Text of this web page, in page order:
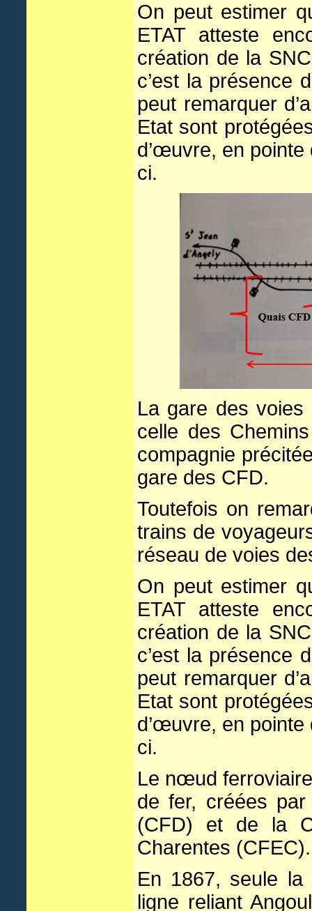
On peut estimer
ETAT atteste
création de la
c’est la présence
peut remarquer
Etat sont
d’œuvre, en pointe
ci.
La gare des
celle des
compagnie
gare des CFD.
Toutefois on
trains de
réseau de voies
On peut estimer
ETAT atteste
création de la
c’est la présence
peut remarquer
Etat sont
d’œuvre, en pointe
ci.
Le nœud
de fer, créées
(CFD) et de la
Charentes (CFEC).
En 1867, seule la
ligne reliant